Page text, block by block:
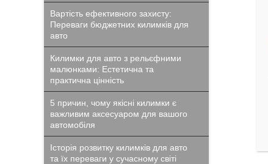
Вартість ефективного захисту:
Переваги бюджетних килимків для
авто
Килимки для авто з рельєфними
малюнками: Естетична та
практична цінність
5 причин, чому якісні килимки є
важливим аксесуаром для вашого
автомобіля
Історія розвитку килимків для авто
та їх переваги у сучасному світі